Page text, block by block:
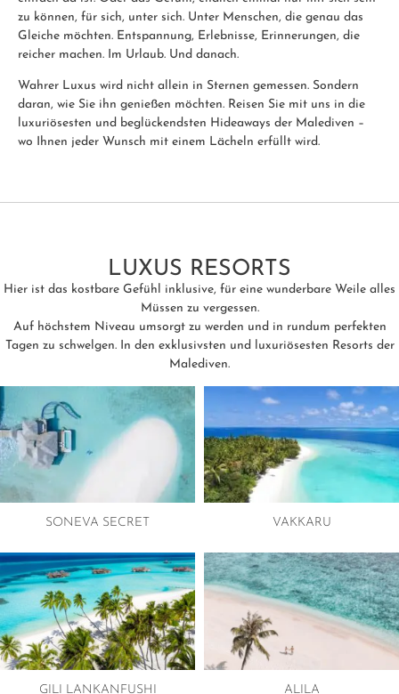
zu können, für sich, unter sich. Unter Menschen, die genau das
Gleiche möchten. Entspannung, Erlebnisse, Erinnerungen, die
reicher machen. Im Urlaub. Und danach.
Wahrer Luxus wird nicht allein in Sternen gemessen. Sondern
daran, wie Sie ihn genießen möchten. Reisen Sie mit uns in die
luxuriösesten und beglückendsten Hideaways der Malediven –
wo Ihnen jeder Wunsch mit einem Lächeln erfüllt wird.
LUXUS RESORTS
Hier ist das kostbare Gefühl inklusive, für eine wunderbare Weile alles
Müssen zu vergessen.
Auf höchstem Niveau umsorgt zu werden und in rundum perfekten
Tagen zu schwelgen. In den exklusivsten und luxuriösesten Resorts der
Malediven.
SONEVA SECRET VAKKARU
GILI LANKANFUSHI ALILA